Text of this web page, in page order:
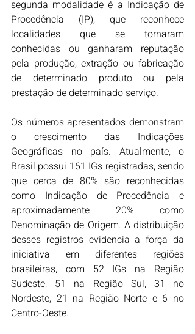
segunda modalidade é a Indicação de
Procedência (IP), que reconhece
localidades que se tornaram
conhecidas ou ganharam reputação
pela produção, extração ou fabricação
de determinado produto ou pela
prestação de determinado serviço.
Os números apresentados demonstram
o crescimento das Indicações
Geográficas no país. Atualmente, o
Brasil possui 161 IGs registradas, sendo
que cerca de 80% são reconhecidas
como Indicação de Procedência e
aproximadamente 20% como
Denominação de Origem. A distribuição
desses registros evidencia a força da
iniciativa em diferentes regiões
brasileiras, com 52 IGs na Região
Sudeste, 51 na Região Sul, 31 no
Nordeste, 21 na Região Norte e 6 no
Centro-Oeste.